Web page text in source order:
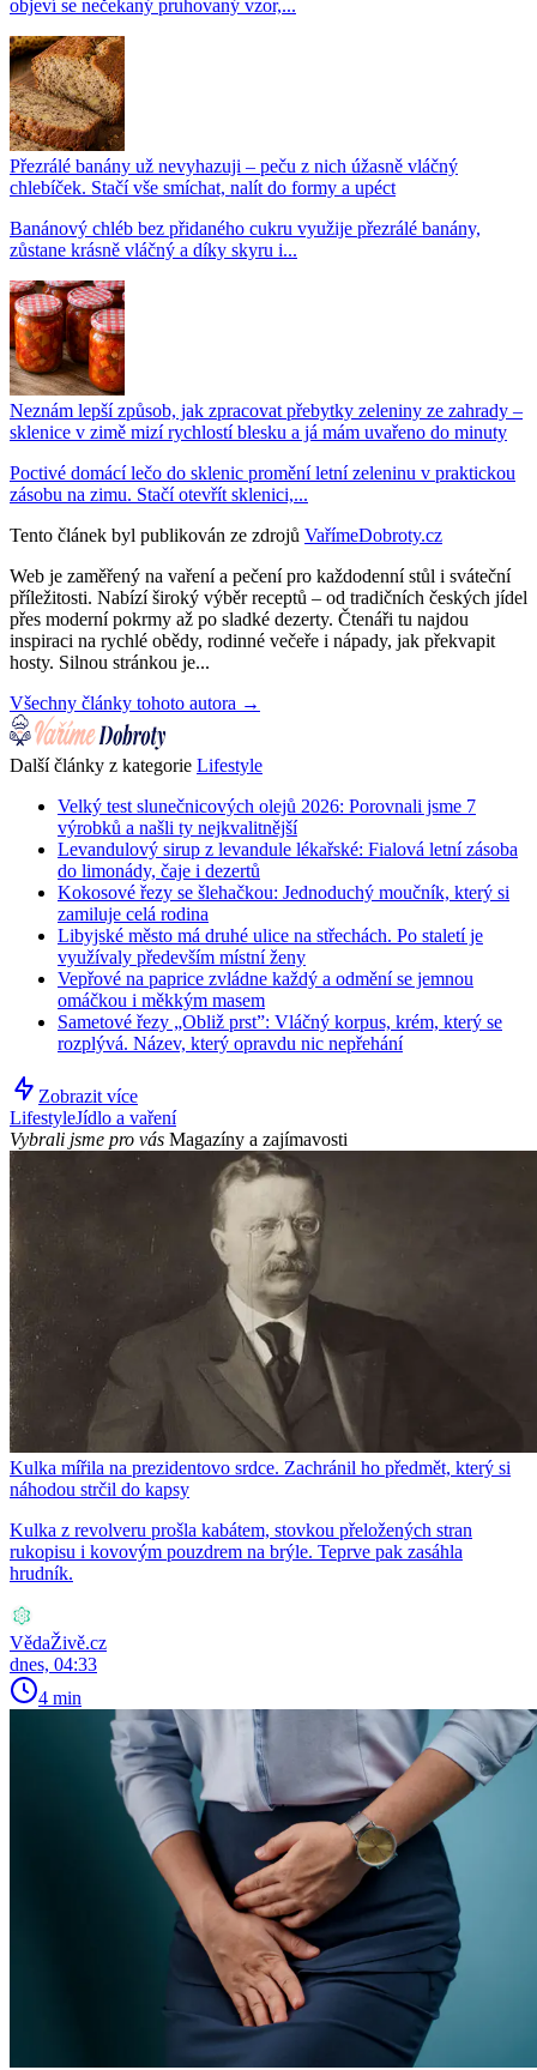
objeví se nečekaný pruhovaný vzor,...
Přezrálé banány už nevyhazuji – peču z nich úžasně vláčný
chlebíček. Stačí vše smíchat, nalít do formy a upéct
Banánový chléb bez přidaného cukru využije přezrálé banány,
zůstane krásně vláčný a díky skyru i...
Neznám lepší způsob, jak zpracovat přebytky zeleniny ze zahrady –
sklenice v zimě mizí rychlostí blesku a já mám uvařeno do minuty
Poctivé domácí lečo do sklenic promění letní zeleninu v praktickou
zásobu na zimu. Stačí otevřít sklenici,...
Tento článek byl publikován ze zdrojů VařímeDobroty.cz
Web je zaměřený na vaření a pečení pro každodenní stůl i sváteční
příležitosti. Nabízí široký výběr receptů – od tradičních českých jídel
přes moderní pokrmy až po sladké dezerty. Čtenáři tu najdou
inspiraci na rychlé obědy, rodinné večeře i nápady, jak překvapit
hosty. Silnou stránkou je...
Všechny články tohoto autora →
Další články z kategorie Lifestyle
Velký test slunečnicových olejů 2026: Porovnali jsme 7
výrobků a našli ty nejkvalitnější
Levandulový sirup z levandule lékařské: Fialová letní zásoba
do limonády, čaje i dezertů
Kokosové řezy se šlehačkou: Jednoduchý moučník, který si
zamiluje celá rodina
Libyjské město má druhé ulice na střechách. Po staletí je
využívaly především místní ženy
Vepřové na paprice zvládne každý a odmění se jemnou
omáčkou i měkkým masem
Sametové řezy „Obliž prst”: Vláčný korpus, krém, který se
rozplývá. Název, který opravdu nic nepřehání
Zobrazit více
LifestyleJídlo a vaření
Vybrali jsme pro vás Magazíny a zajímavosti
Kulka mířila na prezidentovo srdce. Zachránil ho předmět, který si
náhodou strčil do kapsy
Kulka z revolveru prošla kabátem, stovkou přeložených stran
rukopisu i kovovým pouzdrem na brýle. Teprve pak zasáhla
hrudník.
VědaŽivě.cz
dnes, 04:33
4 min